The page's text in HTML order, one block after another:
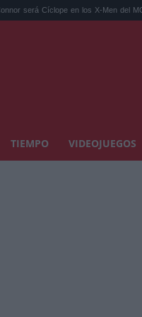
los X-Men del MCU y Hea...
TIEMPO VIDEOJUEGOS